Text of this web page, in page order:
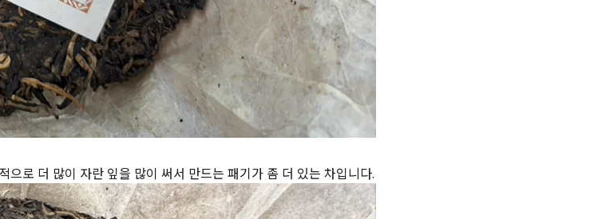
로 더 많이 자란 잎을 많이 써서 만드는 패기가 좀 더 있는 차입니다.